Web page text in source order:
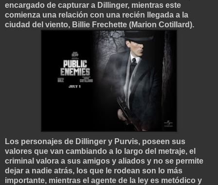
encargado de capturar a Dillinger, mientras este
comienza una relación con una recién llegada a la
ciudad del viento, Billie Frechette (Marion Cotillard).
Los personajes de Dillinger y Purvis, poseen sus
valores que van cambiando a lo largo del metraje, el
criminal valora a sus amigos y aliados y no se permite
dejar a nadie atrás, los que le rodean son lo más
importante, mientras el agente de la ley es metódico y